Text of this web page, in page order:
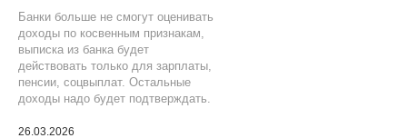
Банки больше не смогут оценивать
доходы по косвенным признакам,
выписка из банка будет
действовать только для зарплаты,
пенсии, соцвыплат. Остальные
доходы надо будет подтверждать.
26.03.2026